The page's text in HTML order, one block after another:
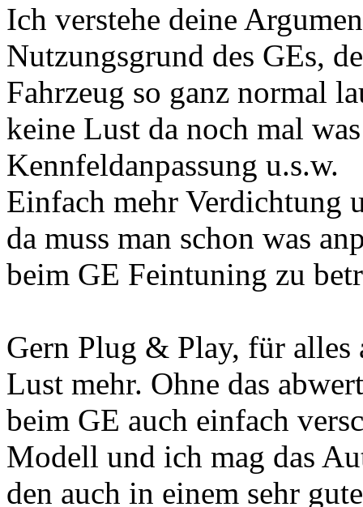
Ich verstehe deine
Nutzungsgrund des GEs,
Fahrzeug so ganz normal
keine Lust da noch mal
Kennfeldanpassung u.s.w.
Einfach mehr Verdichtung
da muss man schon was
beim GE Feintuning zu
Gern Plug & Play, für alles
Lust mehr. Ohne das
beim GE auch einfach
Modell und ich mag das
den auch in einem sehr